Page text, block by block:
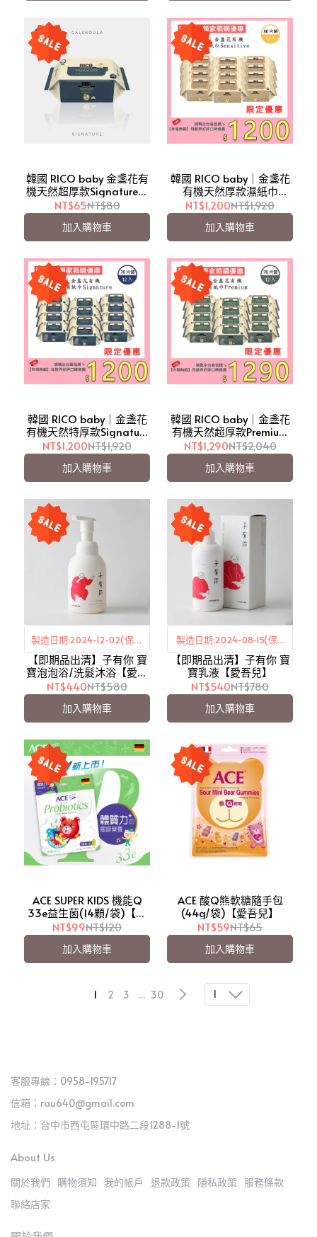
韓國 RICO baby 金盞花有
機天然超厚款Signature濕
紙巾20抽/濕巾隨身包【愛
吾兒】
NT$65NT$80
加入購物車
韓國 RICO baby｜金盞花
有機天然厚款濕紙巾
Sensitive 80抽12入(箱購)
【愛吾兒限定優惠】
NT$1,200NT$1,920
加入購物車
韓國 RICO baby｜金盞花
有機天然特厚款Signature
濕紙巾 70抽12入(箱購)
【愛吾兒限定優惠】
NT$1,200NT$1,920
加入購物車
韓國 RICO baby｜金盞花
有機天然超厚款Premium
濕紙巾 70抽12入(箱購)
【愛吾兒限定優惠】
NT$1,290NT$2,040
加入購物車
製造日期:2024-12-02(保存
期限三年)
【即期品出清】子有你 寶
寶泡泡浴/洗髮沐浴【愛吾
兒】
NT$440NT$580
加入購物車
製造日期:2024-08-15(保存
期限三年)
【即期品出清】子有你 寶
寶乳液【愛吾兒】
NT$540NT$780
加入購物車
ACE SUPER KIDS 機能Q
33e益生菌(14顆/袋)【全
素】【愛吾兒】
NT$99NT$120
加入購物車
ACE 酸Q熊軟糖隨手包
(44g/袋)【愛吾兒】
NT$59NT$65
加入購物車
1 2 3 ... 30 1
客服專線：0958-195717
信箱：rau640@gmail.com
地址：台中市西屯區環中路二段1288-1號
About Us
關於我們 購物須知 我的帳戶 退款政策 隱私政策 服務條款
聯絡店家